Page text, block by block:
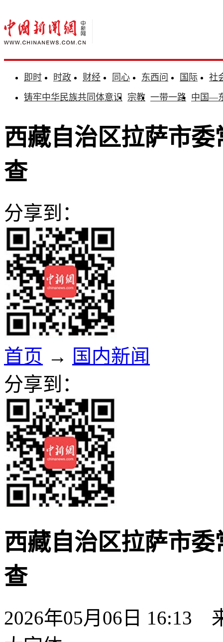
即时 时政 财经 同心 东西问 国际
社
铸牢中华民族共同体意识 宗教 一带一路 中国—
西藏自治区拉萨市
查
分享到：
首页 → 国内新闻
分享到：
西藏自治区拉萨市
查
2026年05月06日 16:13